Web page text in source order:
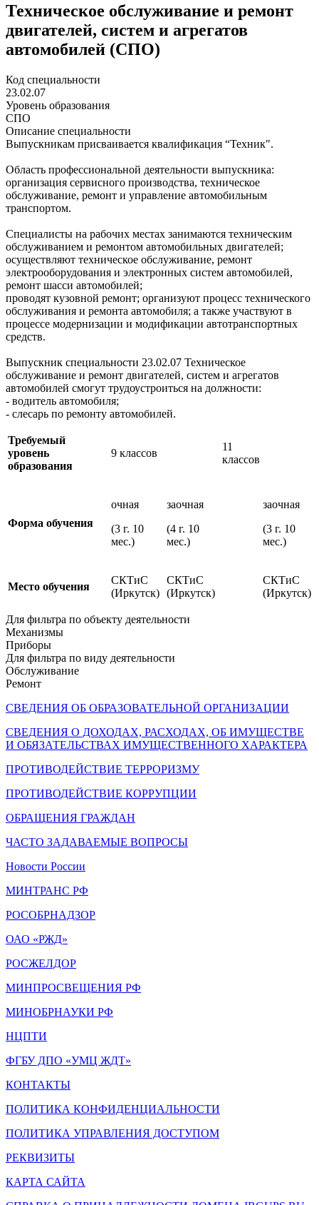
Техническое обслуживание и ремонт
двигателей, систем и агрегатов
автомобилей (СПО)
Код специальности
23.02.07
Уровень образования
СПО
Описание специальности
Выпускникам присваивается квалификация “Техник".
Область профессиональной деятельности выпускника:
организация сервисного производства, техническое
обслуживание, ремонт и управление автомобильным
транспортом.
Специалисты на рабочих местах занимаются техническим
обслуживанием и ремонтом автомобильных двигателей;
осуществляют техническое обслуживание, ремонт
электрооборудования и электронных систем автомобилей,
ремонт шасси автомобилей;
проводят кузовной ремонт; организуют процесс технического
обслуживания и ремонта автомобиля; а также участвуют в
процессе модернизации и модификации автотранспортных
средств.
Выпускник специальности 23.02.07 Техническое
обслуживание и ремонт двигателей, систем и агрегатов
автомобилей смогут трудоустроиться на должности:
- водитель автомобиля;
- слесарь по ремонту автомобилей.
Требуемый
уровень
образования
9 классов
11
классов
Форма обучения
очная
(3 г. 10
мес.)
заочная
(4 г. 10
мес.)
заочная
(3 г. 10
мес.)
Место обучения
СКТиС
(Иркутск)
СКТиС
(Иркутск)
СКТиС
(Иркутск)
Для фильтра по объекту деятельности
Механизмы
Приборы
Для фильтра по виду деятельности
Обслуживание
Ремонт
СВЕДЕНИЯ ОБ ОБРАЗОВАТЕЛЬНОЙ ОРГАНИЗАЦИИ
СВЕДЕНИЯ О ДОХОДАХ, РАСХОДАХ, ОБ ИМУЩЕСТВЕ
И ОБЯЗАТЕЛЬСТВАХ ИМУЩЕСТВЕННОГО ХАРАКТЕРА
ПРОТИВОДЕЙСТВИЕ ТЕРРОРИЗМУ
ПРОТИВОДЕЙСТВИЕ КОРРУПЦИИ
ОБРАЩЕНИЯ ГРАЖДАН
ЧАСТО ЗАДАВАЕМЫЕ ВОПРОСЫ
Новости России
МИНТРАНС РФ
РОСОБРНАДЗОР
ОАО «РЖД»
РОСЖЕЛДОР
МИНПРОСВЕЩЕНИЯ РФ
МИНОБРНАУКИ РФ
НЦПТИ
ФГБУ ДПО «УМЦ ЖДТ»
КОНТАКТЫ
ПОЛИТИКА КОНФИДЕНЦИАЛЬНОСТИ
ПОЛИТИКА УПРАВЛЕНИЯ ДОСТУПОМ
РЕКВИЗИТЫ
КАРТА САЙТА